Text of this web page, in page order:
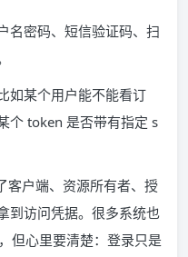
名密码、短信验证码、扫
如某个用户能不能看订
个 token 是否带有指定 s
客户端、资源所有者、授
到访问凭据。很多系统也
但心里要清楚：登录只是